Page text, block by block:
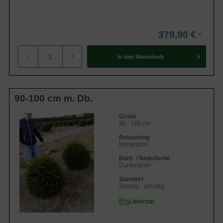
Wenn Sie als Gärtner eine Pflanzung im Frühjahr
bevorzugen, ist es im Falle derTaxus baccata
'Kugeln'
ebenso umsetzbar. Sie müssen bei einer
Frühjahrspflanzung beachten, dass der Boden nicht mehr
Temperaturen begonnen haben. Neben einer
Falle der Containerware sogar möglich das ganze Jahr
über zu Pflanzen. Einzige Ausnahme ist, dass der Boden
nicht gefroren sein darf. Auf unserem Blog finden Sie
alle
Informationen zu den verschiedenen
Wurzelverpackungen
zusammengefasst.
Rückschnitt
Generell ist die Taxus baccata in 'Kugelform'
378,90 €
- + In den Warenkorb
90-100 cm m. Db.
Größe
90 - 100 cm
Belaubung
Immergrün
Blatt- / Nadelfarbe
Dunkelgrün
Standort
Sonnig - schattig
Lieferbar